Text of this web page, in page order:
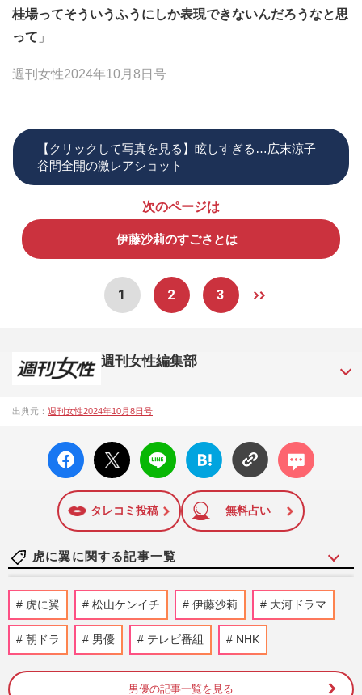
桂場ってそういうふうにしか表現できないんだろうなと思
って 」
週刊女性2024年10月8日号
【クリックして写真を見る】眩しすぎる…広末涼子
谷間全開の激レアショット
次のページは
伊藤沙莉のすごさとは
1 2 3
週刊女性編集部
シップや事件、皇室の話題、感動ドキュメント、美容・健
12日号で「眞子さま嫁ぎ先の“義母”が抱える400万円超の“借金
トラブル”」報道をスクープ。この一報から約2か月後、宮内庁
は結婚延期を発表。同記事は2018年の「編集者が選ぶ雑誌ジ
ャーナリズム賞」大賞を受賞した。毎週火曜日発売。
出典元： 週刊女性2024年10月8日号
facebo
ok い
X ポス
ト
LINE
はてな
ブック
に追加
コメン
ト
タレコミ投稿 無料占い
虎に翼に関する記事一覧
伊藤沙莉主演・NHK朝ドラ『虎に翼』土
居志央梨と戸塚純貴のスピンオフが放送、
ふたりが語ったお互いの“い…
週刊女性2026年3月24日・31日号
虎に翼 松山ケンイチ 伊藤沙莉 大河ドラマ
朝ドラ 男優 テレビ番組 NHK
男優の記事一覧を見る